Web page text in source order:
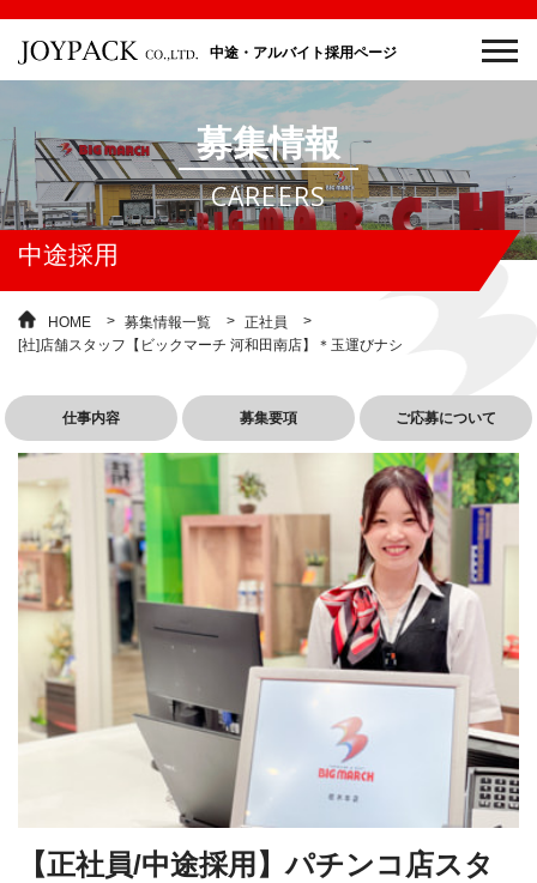
中途・アルバイト採用ページ
募集情報
CAREERS
中途採用
HOME 募集情報一覧
正社員
[社]店舗スタッフ【ビックマーチ 河和田南店】＊玉運びナシ
仕事内容 募集要項 ご応募について
【正社員/中途採用】パチンコ店スタ